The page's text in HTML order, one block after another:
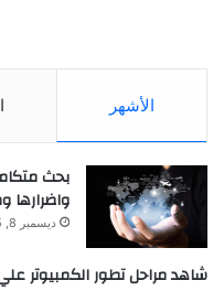
الأشهر
بحث
واضرارها
ديسمبر 8, 2015
شاهد مراحل تطور الكمبيوتر